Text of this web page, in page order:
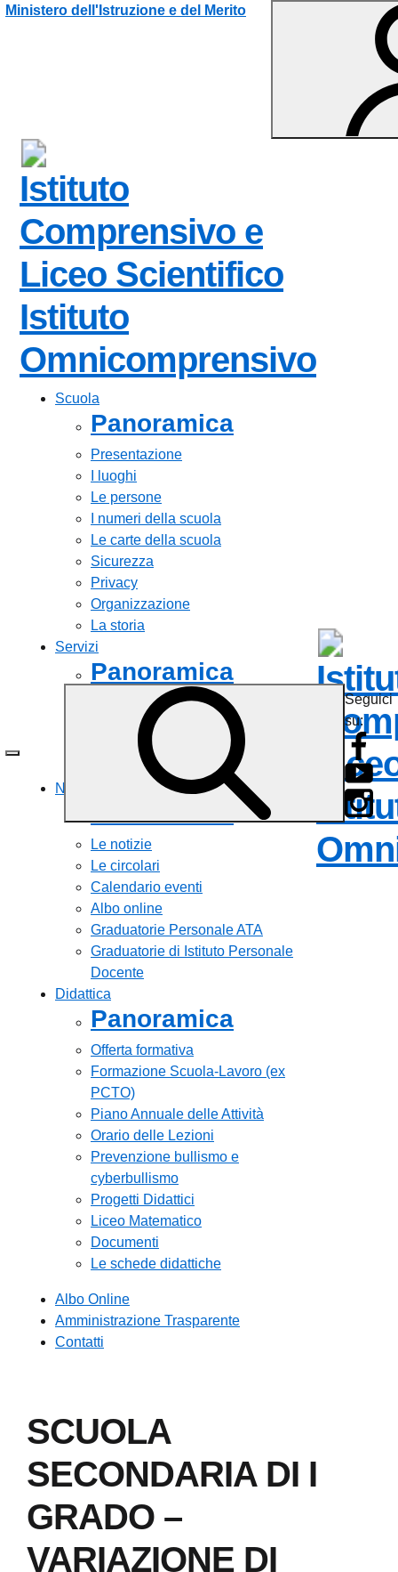
Vai ai contenuti
Vai al menu di navigazione
Vai al footer
Ministero dell'Istruzione e del Merito
Istituto
Comprensivo e
Liceo Scientifico
Istituto
Omnicomprensivo
Scuola
Panoramica
Presentazione
I luoghi
Le persone
I numeri della scuola
Le carte della scuola
Sicurezza
Privacy
Organizzazione
La storia
Servizi
Panoramica
Personale scolastico
Famiglie e studenti
Percorsi di studio
Tutti i servizi
Novità
Le notizie
Le circolari
Calendario eventi
Albo online
Graduatorie Personale ATA
Graduatorie di Istituto Personale
Docente
Didattica
Panoramica
Offerta formativa
Formazione Scuola-Lavoro (ex
PCTO)
Piano Annuale delle Attività
Orario delle Lezioni
Prevenzione bullismo e
cyberbullismo
Progetti Didattici
Liceo Matematico
Documenti
Le schede didattiche
Albo Online
Amministrazione Trasparente
Contatti
Seguici
su:
SCUOLA
SECONDARIA DI I
GRADO –
VARIAZIONE DI